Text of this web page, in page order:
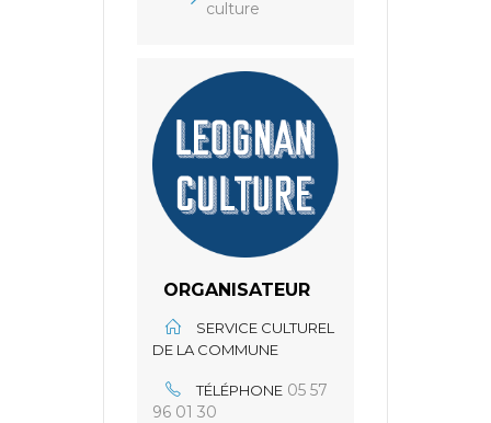
culture
ORGANISATEUR
SERVICE CULTUREL
DE LA COMMUNE
TÉLÉPHONE 05 57
96 01 30